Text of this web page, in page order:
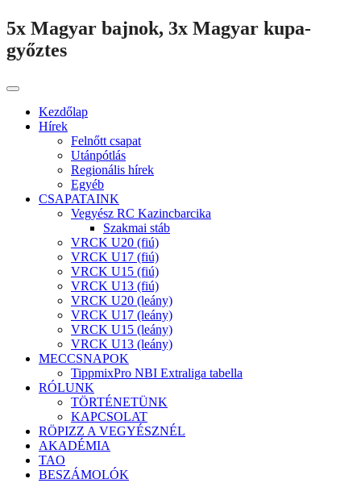
5x Magyar bajnok, 3x Magyar kupa-
győztes
Kezdőlap
Hírek
Felnőtt csapat
Utánpótlás
Regionális hírek
Egyéb
CSAPATAINK
Vegyész RC Kazincbarcika
Szakmai stáb
VRCK U20 (fiú)
VRCK U17 (fiú)
VRCK U15 (fiú)
VRCK U13 (fiú)
VRCK U20 (leány)
VRCK U17 (leány)
VRCK U15 (leány)
VRCK U13 (leány)
MECCSNAPOK
TippmixPro NBI Extraliga tabella
RÓLUNK
TÖRTÉNETÜNK
KAPCSOLAT
RÖPIZZ A VEGYÉSZNÉL
AKADÉMIA
TAO
BESZÁMOLÓK